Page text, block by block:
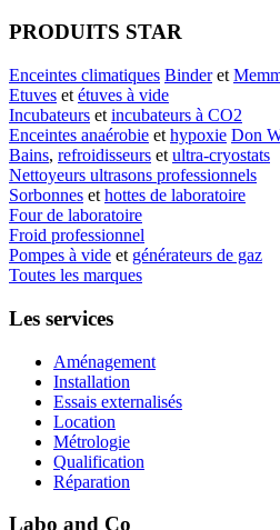
PRODUITS STAR
Enceintes climatiques Binderet
Etuves et étuves à vide
Incubateurs et incubateurs à CO2
Enceintes anaérobie et hypoxie Don
Bains, refroidisseurs et ultra-cryostats
Nettoyeurs ultrasons professionnels
Sorbonnes et hottes de laboratoire
Four de laboratoire
Froid professionnel
Pompes à vide et générateurs de gaz
Toutes les marques
Les services
Aménagement
Installation
Essais externalisés
Location
Métrologie
Qualification
Réparation
Labo and Co